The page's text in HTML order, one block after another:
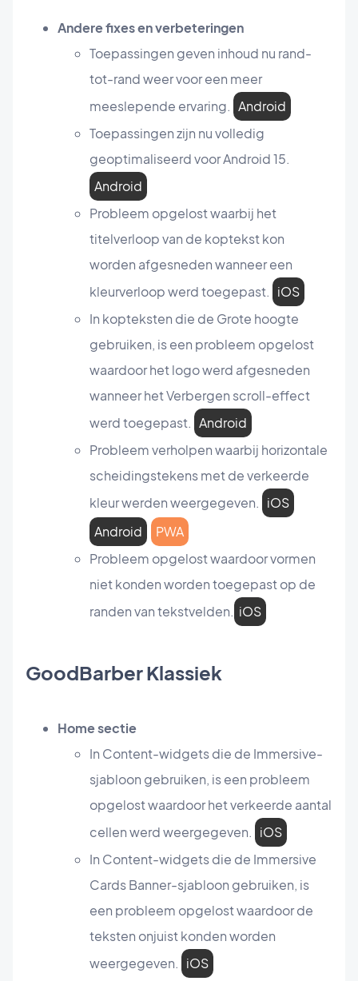
Andere fixes en verbeteringen
Toepassingen geven inhoud nu rand-
tot-rand weer voor een meer
meeslepende ervaring. Android
Toepassingen zijn nu volledig
geoptimaliseerd voor Android 15.
Android
Probleem opgelost waarbij het
titelverloop van de koptekst kon
worden afgesneden wanneer een
kleurverloop werd toegepast. iOS
In kopteksten die de Grote hoogte
gebruiken, is een probleem opgelost
waardoor het logo werd afgesneden
wanneer het Verbergen scroll-effect
werd toegepast. Android
Probleem verholpen waarbij horizontale
scheidingstekens met de verkeerde
kleur werden weergegeven. iOS
Android
PWA
Probleem opgelost waardoor vormen
niet konden worden toegepast op de
randen van tekstvelden. iOS
GoodBarber Klassiek
Home sectie
In Content-widgets die de Immersive-
sjabloon gebruiken, is een probleem
opgelost waardoor het verkeerde aantal
cellen werd weergegeven. iOS
In Content-widgets die de Immersive
Cards Banner-sjabloon gebruiken, is
een probleem opgelost waardoor de
teksten onjuist konden worden
weergegeven. iOS